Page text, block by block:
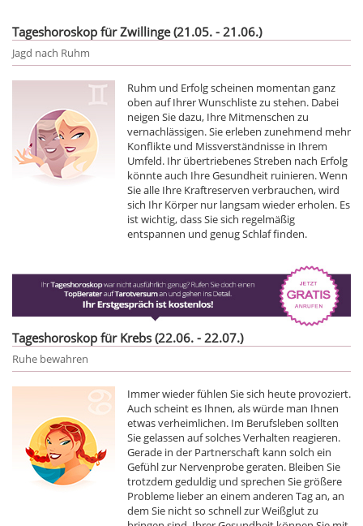
Tageshoroskop für Zwillinge (21.05. - 21.06.)
Jagd nach Ruhm
Ruhm und Erfolg scheinen momentan ganz
oben auf Ihrer Wunschliste zu stehen. Dabei
neigen Sie dazu, Ihre Mitmenschen zu
vernachlässigen. Sie erleben zunehmend mehr
Konflikte und Missverständnisse in Ihrem
Umfeld. Ihr übertriebenes Streben nach Erfolg
könnte auch Ihre Gesundheit ruinieren. Wenn
Sie alle Ihre Kraftreserven verbrauchen, wird
sich Ihr Körper nur langsam wieder erholen. Es
ist wichtig, dass Sie sich regelmäßig
entspannen und genug Schlaf finden.
Tageshoroskop für Krebs (22.06. - 22.07.)
Ruhe bewahren
Immer wieder fühlen Sie sich heute provoziert.
Auch scheint es Ihnen, als würde man Ihnen
etwas verheimlichen. Im Berufsleben sollten
Sie gelassen auf solches Verhalten reagieren.
Gerade in der Partnerschaft kann solch ein
Gefühl zur Nervenprobe geraten. Bleiben Sie
trotzdem geduldig und sprechen Sie größere
Probleme lieber an einem anderen Tag an, an
dem Sie nicht so schnell zur Weißglut zu